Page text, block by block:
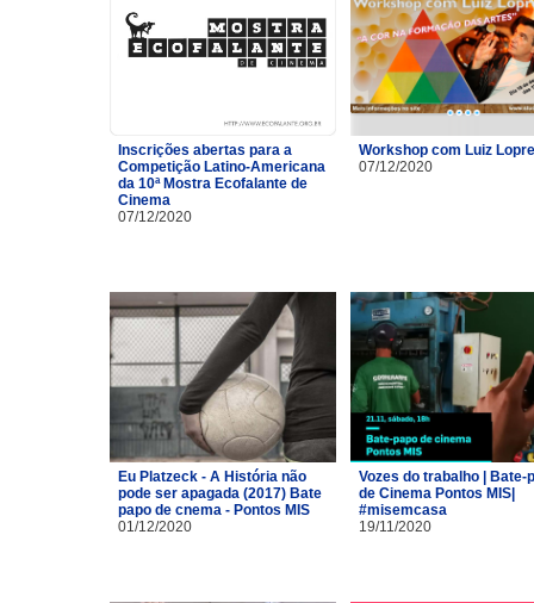
Inscrições abertas para a
Competição Latino-Americana
da 10ª Mostra Ecofalante de
Cinema
07/12/2020
Workshop com Luiz
07/12/2020
Eu Platzeck - A História não
pode ser apagada (2017) Bate
papo de cnema - Pontos MIS
01/12/2020
Vozes do trabalho | Bate-
de Cinema Pontos MIS|
#misemcasa
19/11/2020